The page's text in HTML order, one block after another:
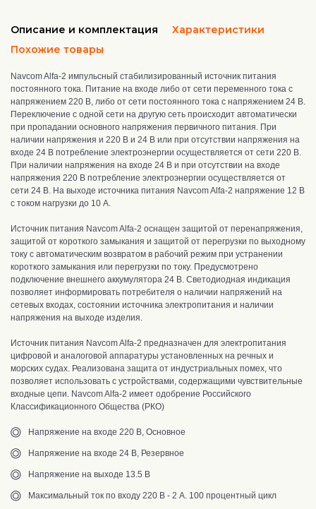
Описание и комплектация
Характеристики
Похожие товары
Navcom Alfa-2 импульсный стабилизированный источник питания
постоянного тока. Питание на входе либо от сети переменного тока с
напряжением 220 В, либо от сети постоянного тока с напряжением 24 В.
Переключение с одной сети на другую сеть происходит автоматически
при пропадании основного напряжения первичного питания. При
наличии напряжения и 220 В и 24 В или при отсутствии напряжения на
входе 24 В потребление электроэнергии осуществляется от сети 220 В.
При наличии напряжения на входе 24 В и при отсутствии на входе
напряжения 220 В потребление электроэнергии осуществляется от
сети 24 В. На выходе источника питания Navcom Alfa-2 напряжение 12 В
с током нагрузки до 10 А.
Источник питания Navcom Alfa-2 оснащен защитой от перенапряжения,
защитой от короткого замыкания и защитой от перегрузки по выходному
току с автоматическим возвратом в рабочий режим при устранении
короткого замыкания или перегрузки по току. Предусмотрено
подключение внешнего аккумулятора 24 В. Светодиодная индикация
позволяет информировать потребителя о наличии напряжений на
сетевых входах, состоянии источника электропитания и наличии
напряжения на выходе изделия.
Источник питания Navcom Alfa-2 предназначен для электропитания
цифровой и аналоговой аппаратуры установленных на речных и
морских судах. Реализована защита от индустриальных помех, что
позволяет использовать с устройствами, содержащими чувствительные
входные цепи. Navcom Alfa-2 имеет одобрение Российского
Классификационного Общества (РКО)
Напряжение на входе 220 В, Основное
Напряжение на входе 24 В, Резервное
Напряжение на выходе 13.5 В
Максимальный ток по входу 220 В - 2 А. 100 процентный цикл